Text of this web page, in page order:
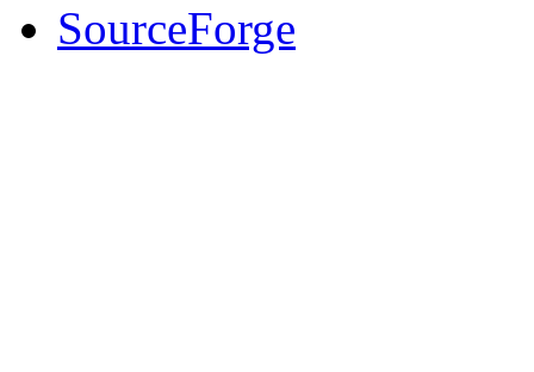
SourceForge